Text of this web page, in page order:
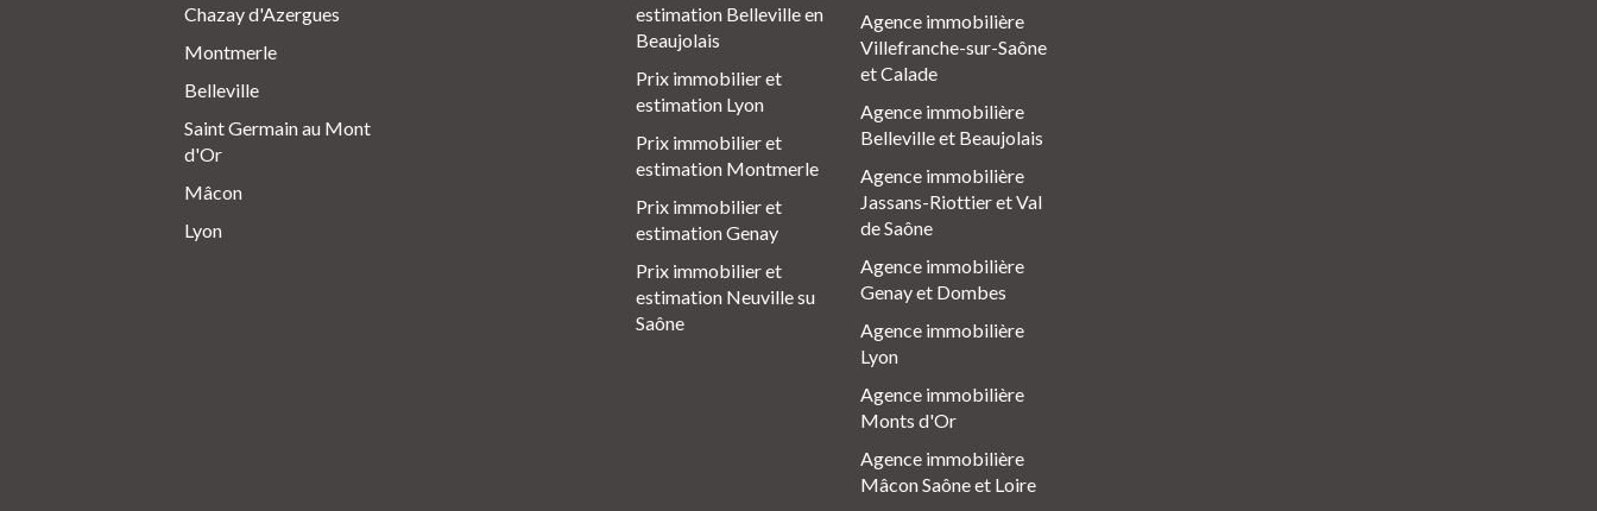
Chazay d'Azergues
Montmerle
Belleville
Saint Germain au Mont
d'Or
Mâcon
Lyon
estimation Belleville en
Beaujolais
Prix immobilier et
estimation Lyon
Prix immobilier et
estimation Montmerle
Prix immobilier et
estimation Genay
Prix immobilier et
estimation Neuville su
Saône
Agence immobilière
Villefranche-sur-Saône
et Calade
Agence immobilière
Belleville et Beaujolais
Agence immobilière
Jassans-Riottier et Val
de Saône
Agence immobilière
Genay et Dombes
Agence immobilière
Lyon
Agence immobilière
Monts d'Or
Agence immobilière
Mâcon Saône et Loire